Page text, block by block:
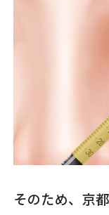
そのため、京